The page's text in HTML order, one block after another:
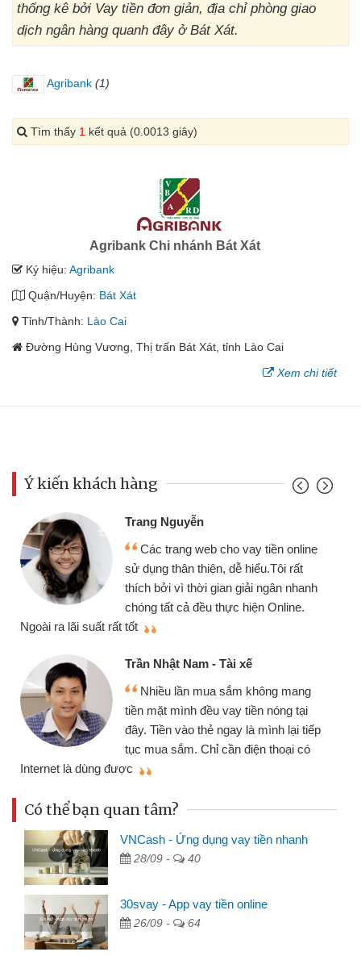
thống kê bởi Vay tiền đơn giản, địa chỉ phòng giao
dịch ngân hàng quanh đây ở Bát Xát.
Agribank (1)
Tìm thấy 1 kết quả (0.0013 giây)
Agribank Chi nhánh Bát Xát
Ký hiệu: Agribank
Quận/Huyện: Bát Xát
Tỉnh/Thành: Lào Cai
Đường Hùng Vương, Thị trấn Bát Xát, tỉnh Lào Cai
Xem chi tiết
Ý kiến khách hàng
Trang Nguyễn
Các trang web cho vay tiền online
sử dụng thân thiện, dễ hiểu.Tôi rất
thích bởi vì thời gian giải ngân nhanh
chóng tất cả đều thực hiện Online.
Ngoài ra lãi suất rất tốt
Trần Nhật Nam - Tài xế
Nhiều lần mua sắm không mang
tiền mặt mình đều vay tiền nóng tại
đây. Tiền vào thẻ ngay là mình lại tiếp
tục mua sắm. Chỉ cần điện thoại có
Internet là dùng được
Có thể bạn quan tâm?
VNCash - Ứng dụng vay tiền nhanh
28/09 - 40
30svay - App vay tiền online
26/09 - 64